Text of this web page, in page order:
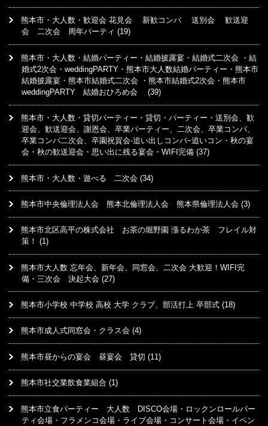
熊本市・大人数・歓迎会 花見会 新歓コンパ 送別会 歓送迎
会 二次会 周年パーティ (19)
熊本市・大人数・結婚パーティー・結婚披露宴・結婚式二次会 ・結
婚式2次会・weddingPARTY・熊本市大人数結婚パーティー・熊本市
結婚披露宴・熊本市結婚式二次会 ・熊本市結婚式2次会・熊本市
weddingPARTY 結婚おひろめ会 (39)
熊本市・大人数・貸切パーティー・貸切・パーティー・送別会、歓
迎会、歓送迎会、謝恩会、卒業パーティー、二次会、卒業コンパ、
卒業コンパ二次会、卒園祝賀会-追い出しコンパｰ追いコン・秋の宴
会・秋の歓送迎会・思い出に残る宴会・WIFI完備 (37)
熊本市・大人数・遊べる 二次会 (34)
熊本市中央倫理法人会 熊本北倫理法人会 熊本県倫理法人会 (3)
熊本市北区高平の株式会社 お茶の堀野園 漲るわか茶 フレイル対
策！ (1)
熊本市大人数 忘年会、新年会、同窓会、二次会 大歓迎！WIFI完
備・三次会 決起大会 (27)
熊本市小学校 中学校 高校 大学 クラブ、部活打上 卒部式 (18)
熊本市成人式同窓会・クラス会 (4)
熊本市昼からの宴会 昼宴会 貸切 (11)
熊本市社交業飲食業組合 (1)
熊本市立食パーティー 大人数 DISCO会場・ロックンロールパー
ティ会場・フラメンコ会場・ライブ会場・コンサート会場・イベン